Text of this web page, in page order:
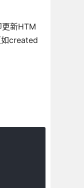
新HTM
如created